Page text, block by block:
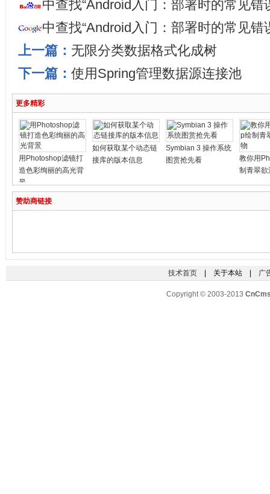
中查找“Android入门：部署时的常见错
中查找“Android入门：部署时的常见错
上一篇： 无限分类数据格式化成树
下一篇： 使用Spring管理数据源连接池
更多精彩
用Photoshop滤镜打
造色彩绚丽的高光背
景
如何获取某个动态链
接库的版本信息
Symbian 3 操作系统
图赏抢先看
教你用
制青翠欲
赞助商链接
技术首页| 关于本站 | 广
Copyright © 2003-2013